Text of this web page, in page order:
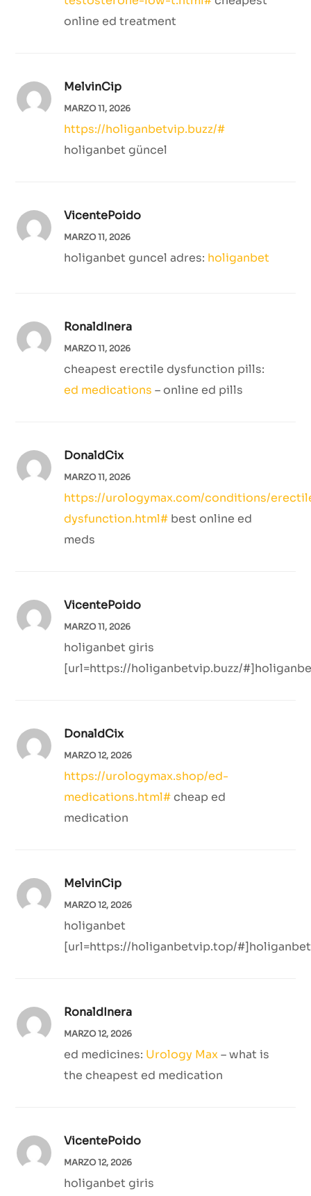
online ed treatment
MelvinCip
MARZO 11, 2026
https://holiganbetvip.buzz/#
holiganbet güncel
VicentePoido
MARZO 11, 2026
holiganbet guncel adres: holiganbet
RonaldInera
MARZO 11, 2026
cheapest erectile dysfunction pills:
ed medications – online ed pills
DonaldCix
MARZO 11, 2026
https://urologymax.com/conditions/
dysfunction.html# best online ed
meds
VicentePoido
MARZO 11, 2026
holiganbet giris
[url=https://holiganbetvip.buzz/
DonaldCix
MARZO 12, 2026
https://urologymax.shop/ed-
medications.html#cheap ed
medication
MelvinCip
MARZO 12, 2026
holiganbet
[url=https://holiganbetvip.top/
RonaldInera
MARZO 12, 2026
ed medicines: Urology Max– what is
the cheapest ed medication
VicentePoido
MARZO 12, 2026
holiganbet giris